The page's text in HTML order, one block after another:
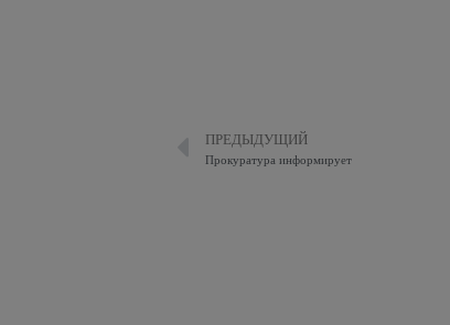
ПРЕДЫДУЩИЙ
Прокуратура информирует